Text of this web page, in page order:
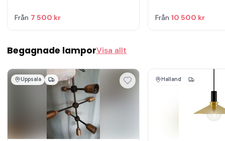
Från 7 500 kr Från 10 500 kr
Begagnade lamporVisa allt
Uppsala Halland